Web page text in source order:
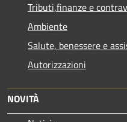
Tributi,finanze e
Ambiente
Salute, benessere e
Autorizzazioni
NOVITÀ